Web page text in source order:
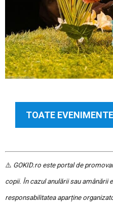
TOATE
⚠️ GOKID.ro este portal de
copii. În cazul anulării sau amânării
responsabilitatea aparține